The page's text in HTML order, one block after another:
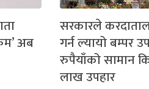
अब
सरकारले
गर्न ल्यायो बम्पर
रुपैयाँको सामान
लाख उपहार